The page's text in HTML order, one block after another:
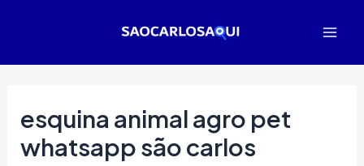
esquina animal agro pet
whatsapp são carlos